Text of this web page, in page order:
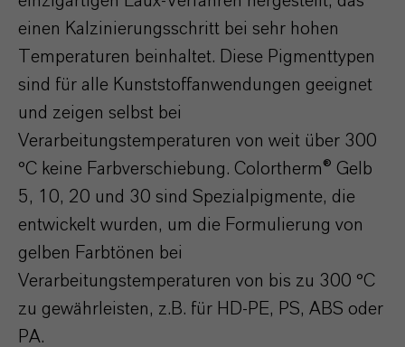
einen Kalzinierungsschritt bei sehr hohen
Temperaturen beinhaltet. Diese Pigmenttypen
sind für alle Kunststoffanwendungen geeignet
und zeigen selbst bei
Verarbeitungstemperaturen von weit über 300
°C keine Farbverschiebung. Colortherm® Gelb
5, 10, 20 und 30 sind Spezialpigmente, die
entwickelt wurden, um die Formulierung von
gelben Farbtönen bei
Verarbeitungstemperaturen von bis zu 300 °C
zu gewährleisten, z.B. für HD-PE, PS, ABS oder
PA.